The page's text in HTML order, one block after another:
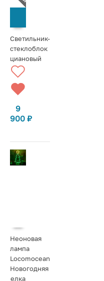
Светильник-
стеклоблок
циановый
9
900 ₽
Неоновая
лампа
Locomocean
Новогодняя
елка